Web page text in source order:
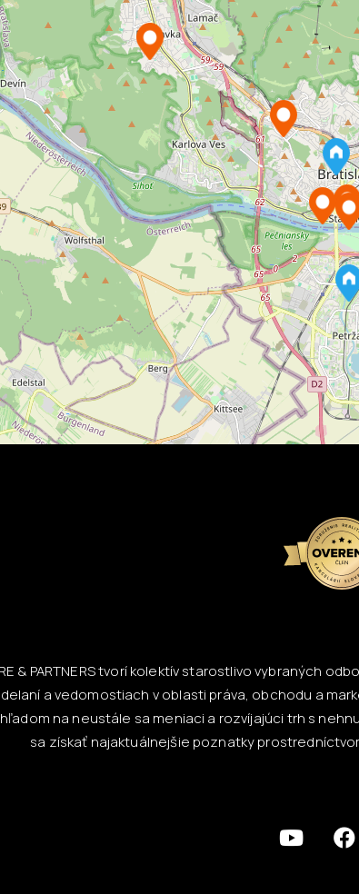
& PARTNERS tvorí kolektív starostlivo vybraných
a vedomostiach v oblasti práva, obchodu a
na neustále sa meniaci a rozvíjajúci trh s
sa získať najaktuálnejšie poznatky